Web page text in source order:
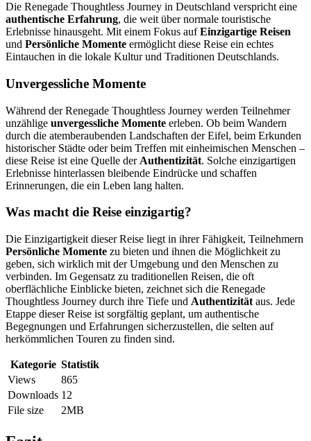
Die Renegade Thoughtless Journey in Deutschland verspricht eine
authentische Erfahrung, die weit über normale touristische
Erlebnisse hinausgeht. Mit einem Fokus aufEinzigartige Reisen
und Persönliche Momente ermöglicht diese Reise ein echtes
Eintauchen in die lokale Kultur und Traditionen Deutschlands.
Unvergessliche Momente
Während der Renegade Thoughtless Journey werden Teilnehmer
unzählige unvergessliche Momente erleben. Ob beim Wandern
durch die atemberaubenden Landschaften der Eifel, beim Erkunden
historischer Städte oder beim Treffen mit einheimischen Menschen –
diese Reise ist eine Quelle der Authentizität. Solche einzigartigen
Erlebnisse hinterlassen bleibende Eindrücke und schaffen
Erinnerungen, die ein Leben lang halten.
Was macht die Reise einzigartig?
Die Einzigartigkeit dieser Reise liegt in ihrer Fähigkeit, Teilnehmern
Persönliche Momente zu bieten und ihnen die Möglichkeit zu
geben, sich wirklich mit der Umgebung und den Menschen zu
verbinden. Im Gegensatz zu traditionellen Reisen, die oft
oberflächliche Einblicke bieten, zeichnet sich die Renegade
Thoughtless Journey durch ihre Tiefe und Authentizität aus. Jede
Etappe dieser Reise ist sorgfältig geplant, um authentische
Begegnungen und Erfahrungen sicherzustellen, die selten auf
herkömmlichen Touren zu finden sind.
Kategorie Statistik
Views
865
Downloads 12
File size
2MB